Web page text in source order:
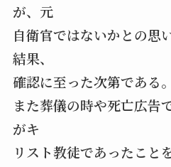
が、元
自衛官ではないかとの思
結果、
確認に至った次第である。
また葬儀の時や死亡広告
がキ
リスト教徒であったこと